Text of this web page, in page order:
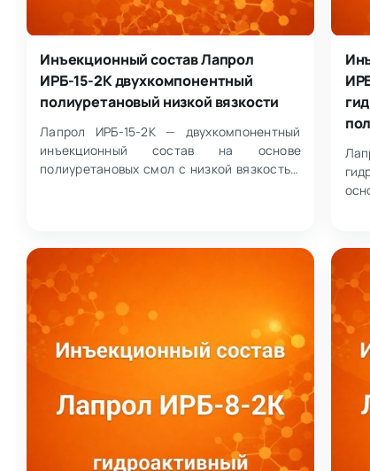
Инъекционный состав Лапрол
ИРБ-15-2К двухкомпонентный
полиуретановый низкой вязкости
Лапрол ИРБ-15-2К — двухкомпонентный
инъекционный состав на основе
полиуретановых смол с низкой вязкостью